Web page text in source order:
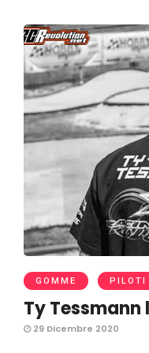
GOMME PILOTI
Ty Tessmann
29 Dicembre 2020